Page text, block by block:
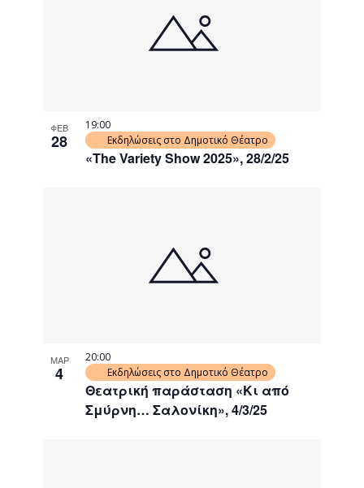
ΦΕΒ
28
«The Variety Show 2025», 28/2/25
19:00
Εκδηλώσεις στο Δημοτικό Θέατρο
ΜΑΡ
4
Θεατρική παράσταση «Κι από
Σμύρνη… Σαλονίκη», 4/3/25
20:00
Εκδηλώσεις στο Δημοτικό Θέατρο